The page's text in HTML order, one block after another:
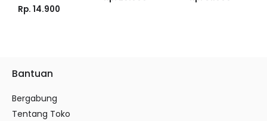
Bantuan
Bergabung
Tentang Toko